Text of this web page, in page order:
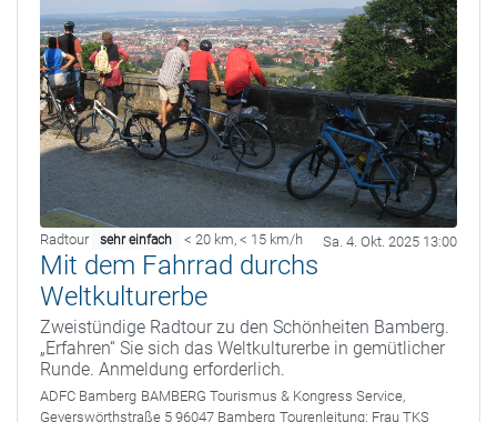
Radtour sehr einfach < 20 km, < 15 km/h Sa. 4. Okt. 2025 13:00
Mit dem Fahrrad durchs
Weltkulturerbe
Zweistündige Radtour zu den Schönheiten Bamberg.
„Erfahren“ Sie sich das Weltkulturerbe in gemütlicher
Runde. Anmeldung erforderlich.
ADFC Bamberg BAMBERG Tourismus & Kongress Service,
Geyerswörthstraße 5 96047 Bamberg Tourenleitung: Frau TKS